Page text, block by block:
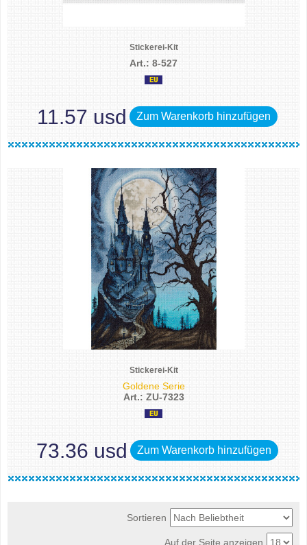
Stickerei-Kit
Art.: 8-527
11.57 usd Zum Warenkorb hinzufügen
Stickerei-Kit
Goldene Serie
Art.: ZU-7323
73.36 usd Zum Warenkorb hinzufügen
Sortieren
Auf der Seite anzeigen